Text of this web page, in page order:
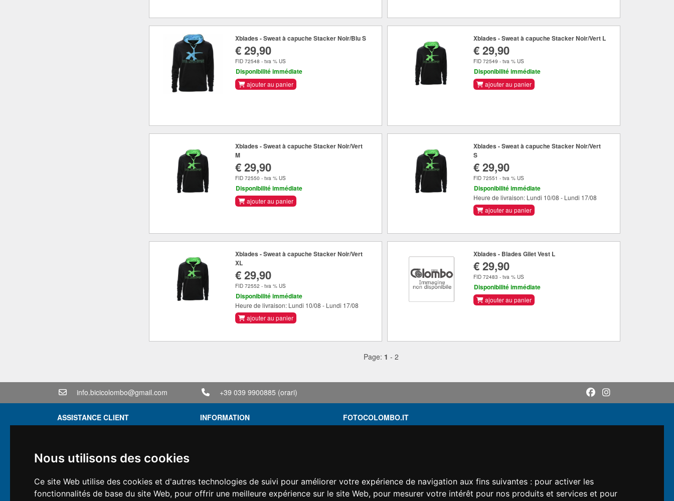
Nous utilisons des cookies
Ce site Web utilise des cookies et d'autres technologies de suivi pour améliorer votre expérience de navigation aux fins suivantes : pour activer les
fonctionnalités de base du site Web, pour offrir une meilleure expérience sur le site Web, pour mesurer votre intérêt pour nos produits et services et pour
Xblades - Sweat à capuche Stacker Noir/Blu S
€ 29,90
FID 72548 - tva % US
Disponibilité immédiate
ajouter au panier
Xblades - Sweat à capuche Stacker Noir/Vert L
€ 29,90
FID 72549 - tva % US
Disponibilité immédiate
ajouter au panier
Xblades - Sweat à capuche Stacker Noir/Vert
M
€ 29,90
FID 72550 - tva % US
Disponibilité immédiate
ajouter au panier
Xblades - Sweat à capuche Stacker Noir/Vert
S
€ 29,90
FID 72551 - tva % US
Disponibilité immédiate
Heure de livraison: Lundi 10/08 - Lundi 17/08
ajouter au panier
Xblades - Sweat à capuche Stacker Noir/Vert
XL
€ 29,90
FID 72552 - tva % US
Disponibilité immédiate
Heure de livraison: Lundi 10/08 - Lundi 17/08
ajouter au panier
Xblades - Blades Gilet Vest L
€ 29,90
FID 72483 - tva % US
Disponibilité immédiate
ajouter au panier
Page: 1 - 2
info.bicicolombo@gmail.com +39 039 9900885 (orari)
ASSISTANCE CLIENT
Informations sur la livraison
Types de paiement
INFORMATION
Financement
FOTOCOLOMBO.IT
Avis sur Trovaprezzi
Avis sur Google